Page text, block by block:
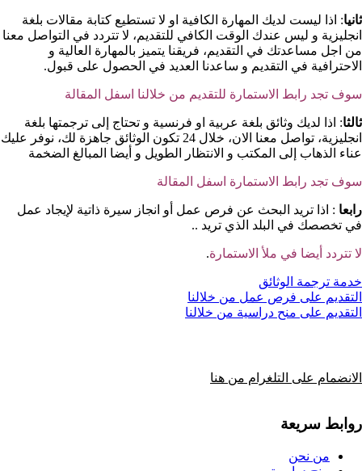
ثانيا: اذا ليست لديك المهارة الكافية او لا تستطيع كتابة مقالات بلغة
انجليزية و ليس عندك الوقت الكافي للتقديم، لا تتردد في التواصل معنا
من اجل مساعدتك في التقديم، فريقنا يتميز بالمهارة العالية و
الاحترافية في التقديم و ساعدنا العديد في الحصول على قبول.
سوف تجد رابط الاستمارة للتقديم من خلالنا اسفل المقالة
ثالثا: اذا لديك وثائق بلغة عربية او فرنسية و تحتاج إلى ترجمتها بلغة
انجليزية، تواصل معنا الان، خلال 24 تكون الوثائق جاهزة لك، نوفر عليك
عناء الذهاب إلى المكتب و الانتظار الطويل و أيضا المبالغ الضخمة
سوف تجد رابط الاستمارة اسفل المقالة
رابعا : اذا تريد البحث عن فرص عمل أو انجاز سيرة ذاتية لإيجاد عمل
في تخصصك في البلد الذي تريد ..
لا تتردد أيضا في ملأ الاستمارة.
خدمة ترجمة الوثائق
التقديم على فرص عمل من خلالنا
التقديم على منح دراسية من خلالنا
الانضمام على التلغرام من هنا
روابط سريعة
من نحن